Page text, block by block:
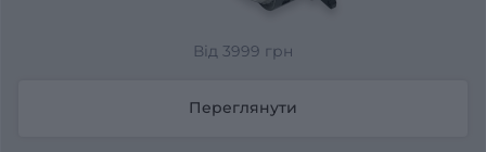
Від 3999 грн
Переглянути